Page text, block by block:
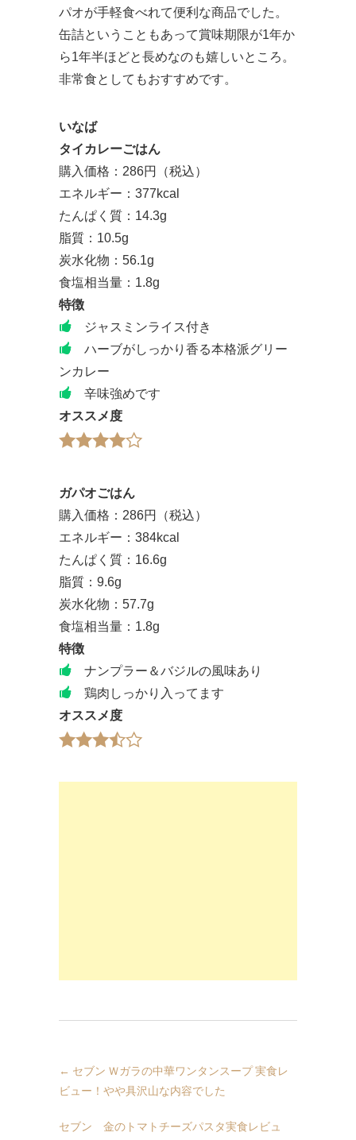
パオが手軽食べれて便利な商品でした。
缶詰ということもあって賞味期限が1年か
ら1年半ほどと長めなのも嬉しいところ。
非常食としてもおすすめです。
いなば
タイカレーごはん
購入価格：286円（税込）
エネルギー：377kcal
たんぱく質：14.3g
脂質：10.5g
炭水化物：56.1g
食塩相当量：1.8g
特徴
ジャスミンライス付き
ハーブがしっかり香る本格派グリー
ンカレー
辛味強めです
オススメ度
ガパオごはん
購入価格：286円（税込）
エネルギー：384kcal
たんぱく質：16.6g
脂質：9.6g
炭水化物：57.7g
食塩相当量：1.8g
特徴
ナンプラー＆バジルの風味あり
鶏肉しっかり入ってます
オススメ度
← セブン Ｗガラの中華ワンタンスープ 実食レ
ビュー！やや具沢山な内容でした
セブン 金のトマトチーズパスタ実食レビュ